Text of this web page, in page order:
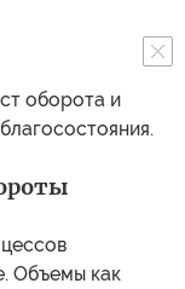
оборота и
Объемы как